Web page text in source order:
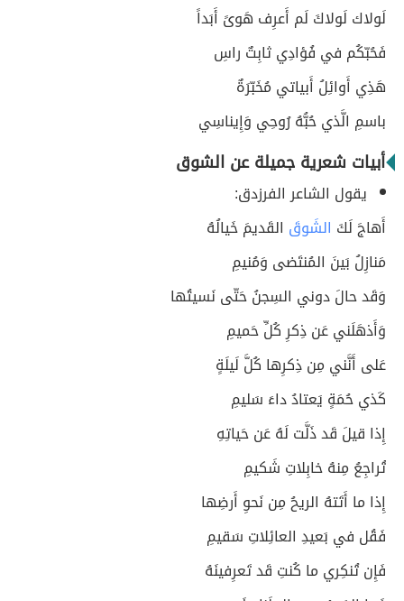
لَولاك لَولاكَ لَم أَعرِف هَوىً أَبَداً
فَحُبّكُم في فُؤادِي ثابِتٌ راسِ
هَذِي أَوائِلُ أَبياتي مُخَبّرَةٌ
باسمِ الَّذي حُبُّهُ رُوحِي وَإِيناسِي
أبيات شعرية جميلة عن الشوق
يقول الشاعر الفرزدق:
أَهاجَ لَكَ الشَوقَ القَديمَ خَيالُهُ
مَنازِلُ بَينَ المُنتَضى وَمُنيمِ
وَقَد حالَ دوني السِجنُ حَتّى نَسيتُها
وَأَذهَلَني عَن ذِكرِ كُلِّ حَميمِ
عَلى أَنَّني مِن ذِكرِها كُلَّ لَيلَةٍ
كَذي حُمَةٍ يَعتادُ داءَ سَليمِ
إِذا قيلَ قَد ذَلَّت لَهُ عَن حَياتِهِ
تُراجِعُ مِنهُ خابِلاتِ شَكيمِ
إِذا ما أَتَتهُ الريحُ مِن نَحوِ أَرضِها
فَقُل في بَعيدِ العائِلاتِ سَقيمِ
فَإِن تُنكِري ما كُنتِ قَد تَعرِفينَهُ